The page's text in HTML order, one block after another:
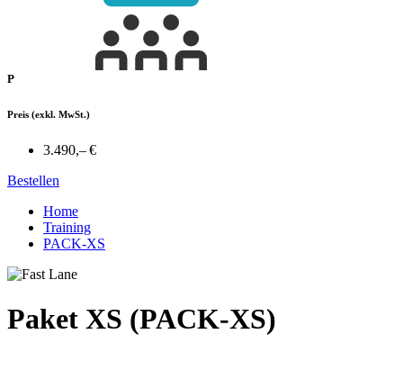
P
Preis (exkl. MwSt.)
3.490,– €
Bestellen
Home
Training
PACK-XS
Paket XS (PACK-XS)